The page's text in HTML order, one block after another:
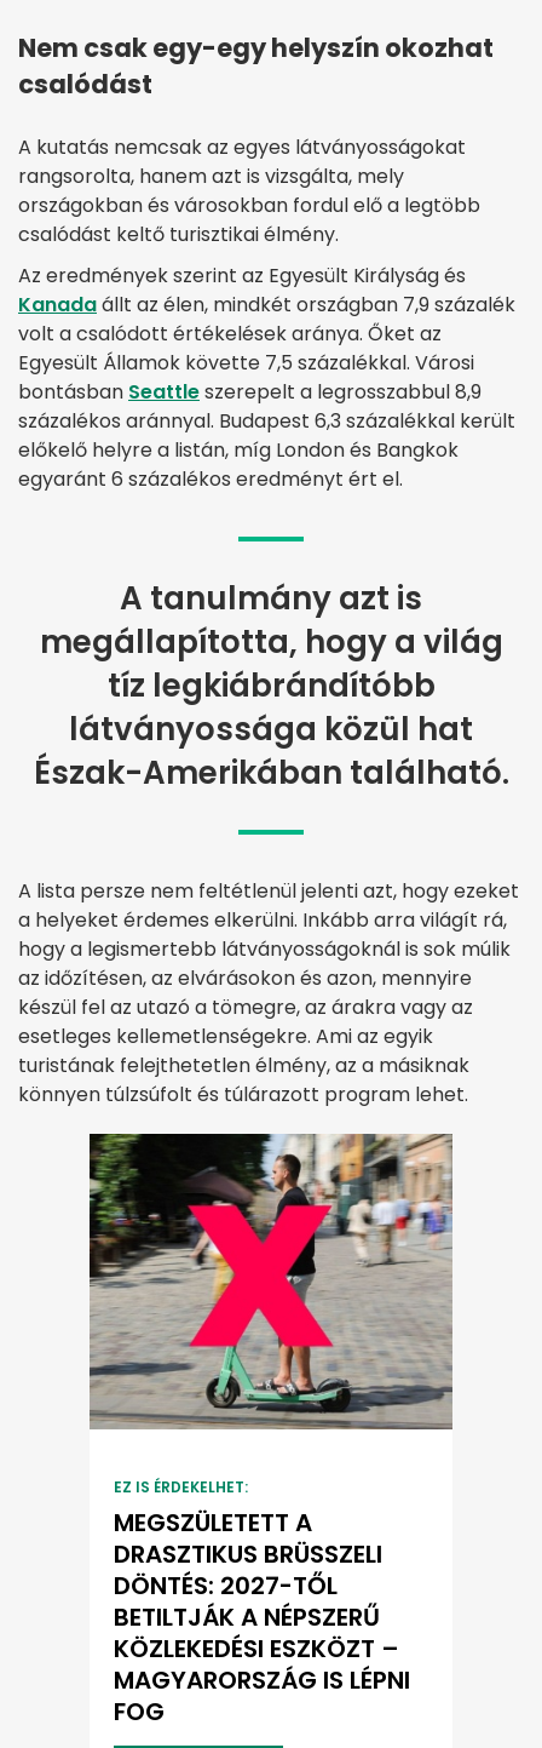
Nem csak egy-egy helyszín okozhat
csalódást
A kutatás nemcsak az egyes látványosságokat
rangsorolta, hanem azt is vizsgálta, mely
országokban és városokban fordul elő a legtöbb
csalódást keltő turisztikai élmény.
Az eredmények szerint az Egyesült Királyság és
Kanadaállt az élen, mindkét országban 7,9 százalék
volt a csalódott értékelések aránya. Őket az
Egyesült Államok követte 7,5 százalékkal. Városi
bontásban Seattleszerepelt a legrosszabbul 8,9
százalékos aránnyal. Budapest 6,3 százalékkal került
előkelő helyre a listán, míg London és Bangkok
egyaránt 6 százalékos eredményt ért el.
A tanulmány azt is
megállapította, hogy a világ
tíz legkiábrándítóbb
látványossága közül hat
Észak-Amerikában található.
A lista persze nem feltétlenül jelenti azt, hogy ezeket
a helyeket érdemes elkerülni. Inkább arra világít rá,
hogy a legismertebb látványosságoknál is sok múlik
az időzítésen, az elvárásokon és azon, mennyire
készül fel az utazó a tömegre, az árakra vagy az
esetleges kellemetlenségekre. Ami az egyik
turistának felejthetetlen élmény, az a másiknak
könnyen túlzsúfolt és túlárazott program lehet.
EZ IS ÉRDEKELHET:
MEGSZÜLETETT A
DRASZTIKUS BRÜSSZELI
DÖNTÉS: 2027-TŐL
BETILTJÁK A NÉPSZERŰ
KÖZLEKEDÉSI ESZKÖZT –
MAGYARORSZÁG IS LÉPNI
FOG